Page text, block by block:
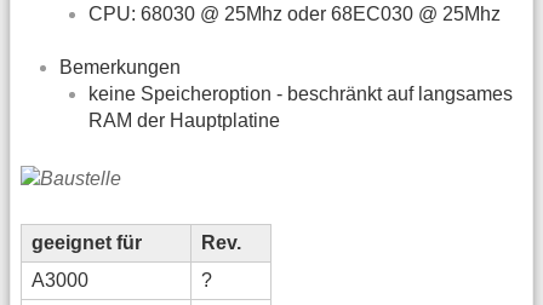
CPU: 68030 @ 25Mhz oder 68EC030 @ 25Mhz
Bemerkungen
keine Speicheroption - beschränkt auf langsames
RAM der Hauptplatine
geeignet für
Rev.
A3000
?